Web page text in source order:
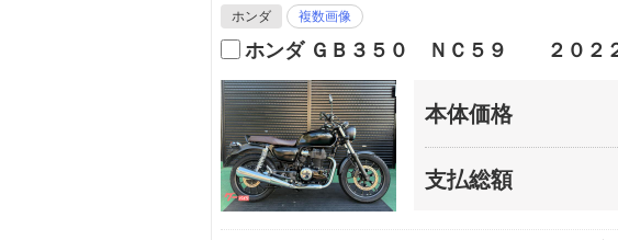
ホンダ 複数画像
ホンダ ＧＢ３５０ ＮＣ５９ ２０２
本体価格
支払総額